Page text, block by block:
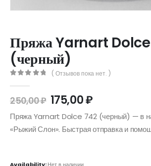
Пряжа Yarnart
(черный)
( Отзывов пока нет. )
250,00₽ 175,00₽
Пряжа Yarnart Dolce 742 (черный) — в
«Рыжий Слон». Быстрая отправка и